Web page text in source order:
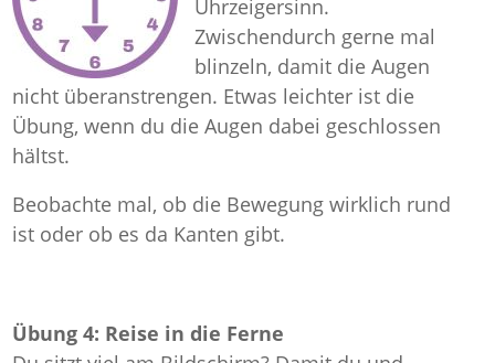
Uhrzeigersinn.
Zwischendurch gerne mal
blinzeln, damit die Augen
nicht überanstrengen. Etwas leichter ist die
Übung, wenn du die Augen dabei geschlossen
hältst.
Beobachte mal, ob die Bewegung wirklich rund
ist oder ob es da Kanten gibt.
Übung 4: Reise in die Ferne